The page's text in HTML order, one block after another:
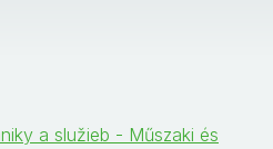
a služieb - Műszaki és